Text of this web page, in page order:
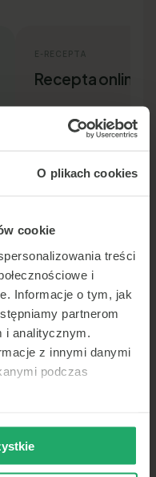
O plikach cookies
cookie
treści
i
Informacje o tym, jak
partnerom
i analitycznym.
z innymi danymi
podczas
E-RECEPTA
Recepta online
Nowa recepta lub
leków bez wizyty osobiście.